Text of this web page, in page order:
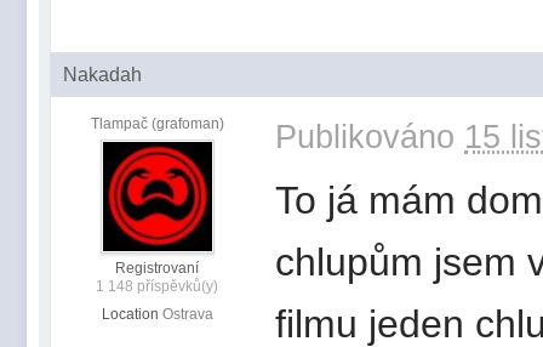
Nakadah
Tlampač (grafoman)
Registrovaní
1 148 příspěvků(y)
Location Ostrava
Publikováno 15
To já mám
chlupům jsem
filmu jeden